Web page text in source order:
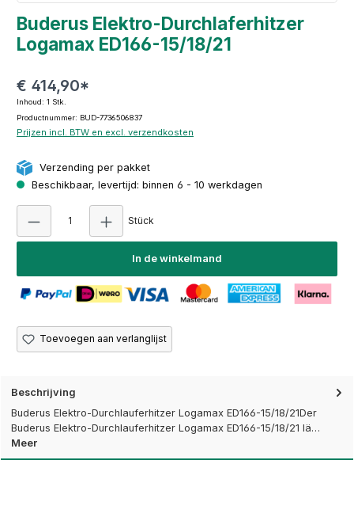
Buderus Elektro-Durchlaferhitzer
Logamax ED166-15/18/21
€ 414,90*
Inhoud: 1 Stk.
Productnummer: BUD-7736506837
Prijzen incl. BTW en excl. verzendkosten
Verzending per pakket
Beschikbaar, levertijd: binnen 6 - 10 werkdagen
Stück
In de winkelmand
Toevoegen aan verlanglijst
Beschrijving
Buderus Elektro-Durchlauferhitzer Logamax ED166-15/18/21Der
Buderus Elektro-Durchlauferhitzer Logamax ED166-15/18/21 lä…
Meer